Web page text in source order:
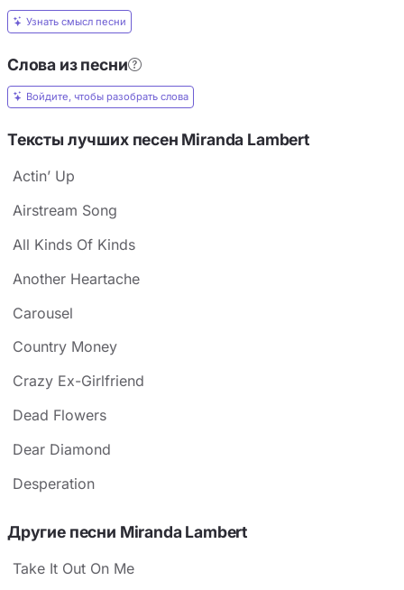
Узнать смысл песни
Слова из песни
Войдите, чтобы разобрать слова
Тексты лучших песен Miranda Lambert
Actin’ Up
Airstream Song
All Kinds Of Kinds
Another Heartache
Carousel
Country Money
Crazy Ex-Girlfriend
Dead Flowers
Dear Diamond
Desperation
Другие песни Miranda Lambert
Take It Out On Me